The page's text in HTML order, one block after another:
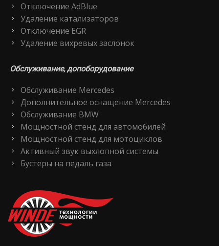
Отключение AdBlue
Удаление катализаторов
Отключение EGR
Удаление вихревых заслонок
Обслуживание, допоборудование
Обслуживание Mercedes
Дополнительное оснащение Mercedes
Обслуживание BMW
Мощностной стенд для автомобилей
Мощностной стенд для мотоциклов
Активный звук выхлопной системы
Бустеры на педаль газа